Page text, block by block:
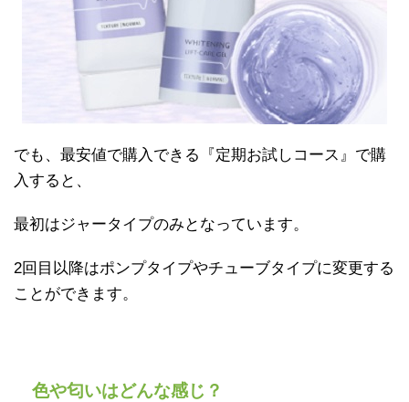
でも、最安値で購入できる『定期お試しコース』で購
入すると、
最初はジャータイプのみとなっています。
2回目以降はポンプタイプやチューブタイプに変更する
ことができます。
色や匂いはどんな感じ？